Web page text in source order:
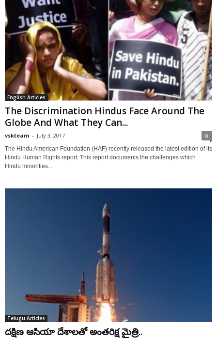
English Articles
The Discrimination Hindus Face Around The
Globe And What They Can...
vskteam - July 3, 2017 0
The Hindu American Foundation (HAF) recently released the latest edition of its
Hindu Human Rights report. This report documents the challenges which
Hindu minorities...
Telugu Articles
దక్షిణ ఆసియా దేశాలతో అంతరిక్ష మైత్రి..